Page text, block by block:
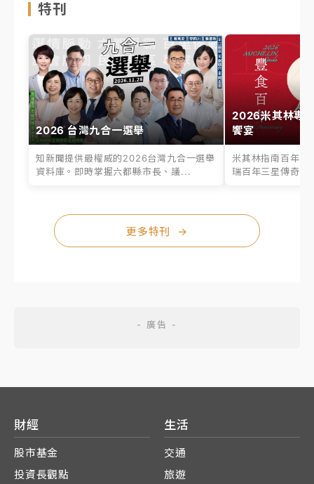
特刊
2026 台灣九合一選舉
知新聞提供最權威的2026台灣九合一選舉
資料庫。即時掌握六都縣市長、議...
2026米其林專
饗宴
米其林指南百年之
瑞百年三星傳奇、
更多特刊 →
財經
股市基金
投資長觀點
生活
交通
旅遊